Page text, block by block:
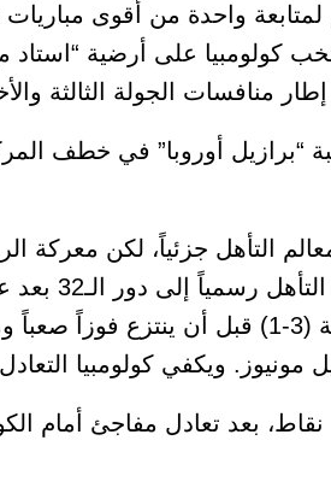
واحدة من أقوى
كولومبيا على أرضية “استاد
منافسات الجولة الثالثة
“برازيل أوروبا” في خطف
التأهل جزئياً، لكن معركة
كولومبيا (6
تفوق في الجولة الأولى على أوزبكستان بنتيجة
مونيوز. ويكفي كولومبيا
نقاط، بعد تعادل مفاجئ أمام